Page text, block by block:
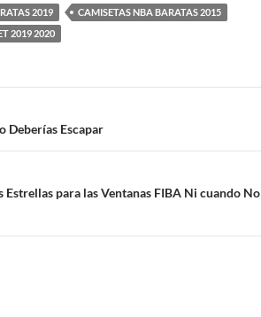
2019
CAMISETAS NBA BARATAS 2015
2019 2020
Deberías Escapar
Estrellas para las Ventanas FIBA Ni cuando No